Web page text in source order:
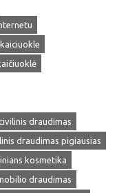
draudimas
draudimas pigiausias
kosmetika
draudimas